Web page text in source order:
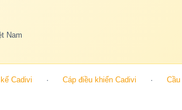
Nam
Cadivi · Cáp điều khiển Cadivi ·
Cầu